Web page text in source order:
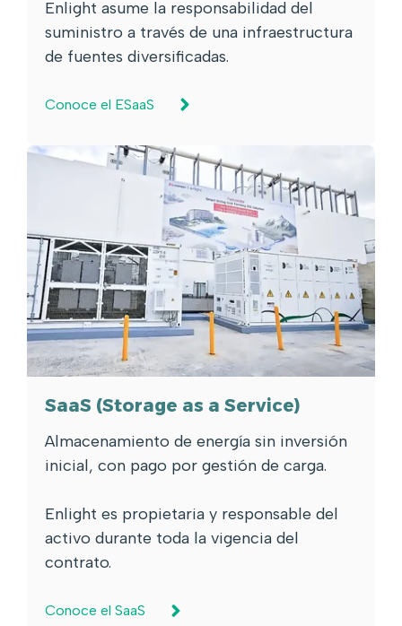
Enlight asume la responsabilidad del
suministro a través de una infraestructura
de fuentes diversificadas.
Conoce el ESaaS
SaaS (Storage as a Service)
Almacenamiento de energía sin inversión
inicial, con pago por gestión de carga.
Enlight es propietaria y responsable del
activo durante toda la vigencia del
contrato.
Conoce el SaaS